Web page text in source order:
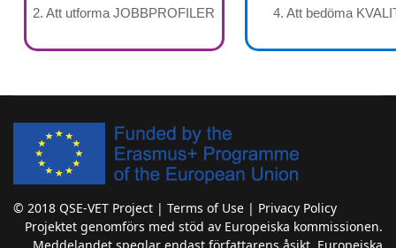
2. Att utforma JOBBPROFILER 4. Att bedöma
© 2018 QSE-VET Project | Terms of Use | Privacy Policy
Projektet genomförs med stöd av Europeiska kommissionen.